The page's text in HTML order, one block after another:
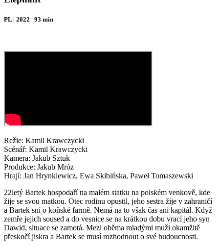
PL | 2022 | 93 min
Režie: Kamil Krawczycki
Scénář: Kamil Krawczycki
Kamera: Jakub Sztuk
Produkce: Jakub Mróz
Hrají: Jan Hrynkiewicz, Ewa Skibińska, Paweł Tomaszewski
22letý Bartek hospodaří na malém statku na polském venkově, kde
žije se svou matkou. Otec rodinu opustil, jeho sestra žije v zahraničí
a Bartek sní o koňské farmě. Nemá na to však čas ani kapitál. Když
zemře jejich soused a do vesnice se na krátkou dobu vrací jeho syn
Dawid, situace se zamotá. Mezi oběma mladými muži okamžitě
přeskočí jiskra a Bartek se musí rozhodnout o své budoucnosti.